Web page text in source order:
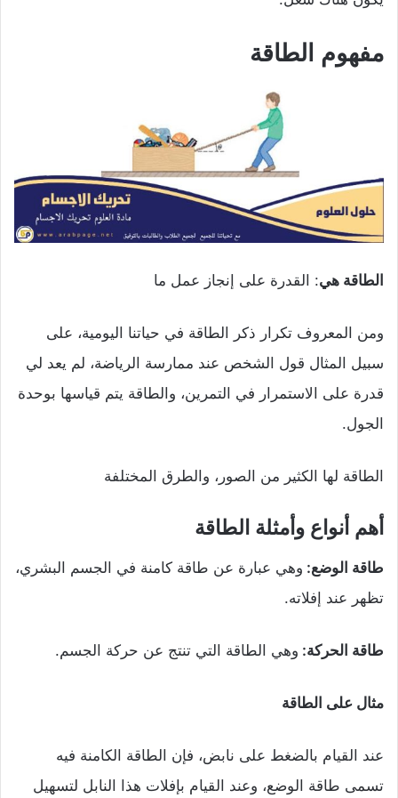
مفهوم الطاقة
الطاقة هي: القدرة على إنجاز عمل ما
ومن المعروف تكرار ذكر الطاقة في حياتنا اليومية، على
سبيل المثال قول الشخص عند ممارسة الرياضة، لم يعد لي
قدرة على الاستمرار في التمرين، والطاقة يتم قياسها بوحدة
الجول.
الطاقة لها الكثير من الصور، والطرق المختلفة
أهم أنواع وأمثلة الطاقة
طاقة الوضع: وهي عبارة عن طاقة كامنة في الجسم البشري،
تظهر عند إفلاته.
طاقة الحركة: وهي الطاقة التي تنتج عن حركة الجسم.
مثال على الطاقة
عند القيام بالضغط على نابض، فإن الطاقة الكامنة فيه
تسمى طاقة الوضع، وعند القيام بإفلات هذا النابل لتسهيل